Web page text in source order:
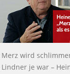
Merz wird
Lindner je war –